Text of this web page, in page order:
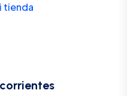
tienda